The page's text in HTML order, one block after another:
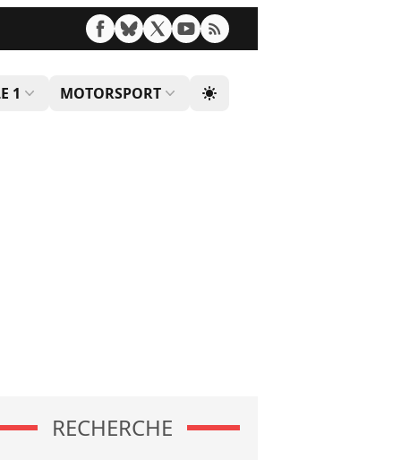
1 MOTORSPORT
RECHERCHE